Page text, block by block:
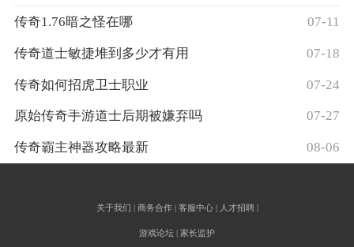
传奇1.76暗之怪在哪 07-11
传奇道士敏捷堆到多少才有用 07-18
传奇如何招虎卫士职业 07-24
原始传奇手游道士后期被嫌弃吗 07-27
传奇霸主神器攻略最新 08-06
关于我们 | 商务合作 | 客服中心 | 人才招聘 |
游戏论坛 | 家长监护